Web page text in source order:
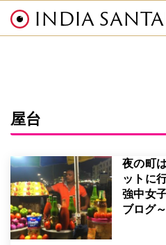
INDIA
屋台
夜の町
ットに
強中女
ブログ～